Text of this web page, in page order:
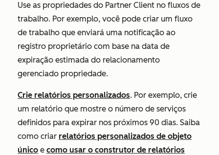
Use as propriedades do Partner Client no fluxos de
trabalho. Por exemplo, você pode criar um fluxo
de trabalho que enviará uma notificação ao
registro proprietário com base na data de
expiração estimada do relacionamento
gerenciado propriedade.
Crie relatórios personalizados. Por exemplo, crie
um relatório que mostre o número de serviços
definidos para expirar nos próximos 90 dias. Saiba
como criar relatórios personalizados de objeto
único e como usar o construtor de relatórios